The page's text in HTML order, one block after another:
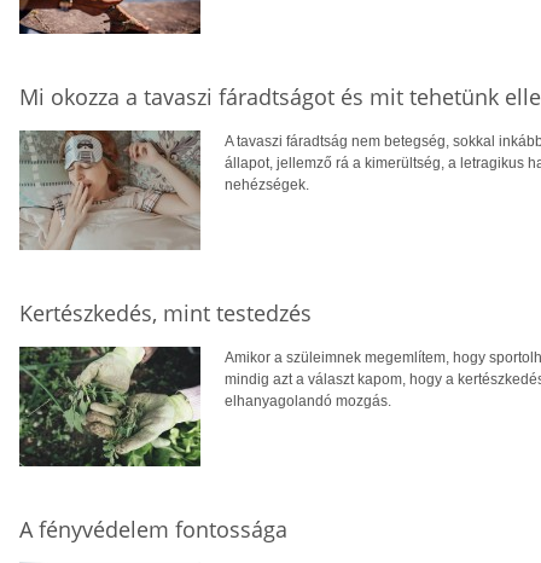
Mi okozza a tavaszi fáradtságot és mit tehetünk
A tavaszi fáradtság nem betegség, sokkal
állapot, jellemző rá a kimerültség, a letragikus
nehézségek.
Kertészkedés, mint testedzés
Amikor a szüleimnek megemlítem, hogy
mindig azt a választ kapom, hogy a
elhanyagolandó mozgás.
A fényvédelem fontossága